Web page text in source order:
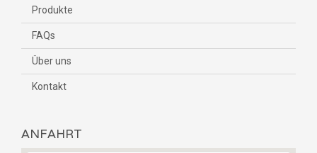
Produkte
FAQs
Über uns
Kontakt
ANFAHRT